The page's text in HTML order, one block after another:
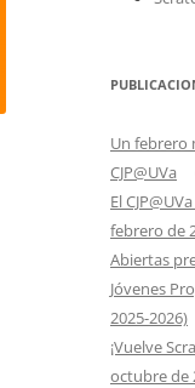
Un febrero
CJP@UVa
El
febrero de
Abiertas
Jóvenes
2025-2026)
¡Vuelve
octubre de